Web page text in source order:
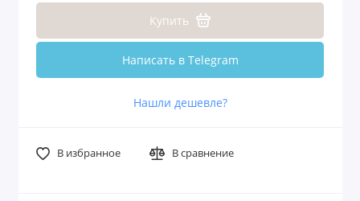
Купить
Написать в Telegram
Нашли дешевле?
В избранное В сравнение